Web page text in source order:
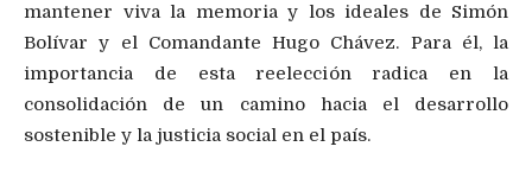
mantener viva la memoria y los ideales de Simón
Bolívar y el Comandante Hugo Chávez. Para él, la
importancia de esta reelección radica en la
consolidación de un camino hacia el desarrollo
sostenible y la justicia social en el país.